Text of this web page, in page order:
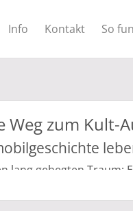
Info Kontakt So
Weg zum Kult-
lang gehegten Traum:
Massen. Das
seiner Zeit. In den